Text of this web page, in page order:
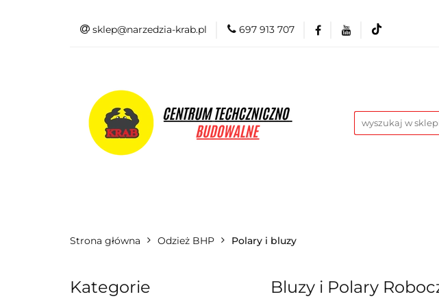
sklep@narzedzia-krab.pl 697 913 707
Elektronarzędzia Akcesoria i osprzęt
Strona główna Odzież BHP Polary i bluzy
Kategorie Bluzy i Polary